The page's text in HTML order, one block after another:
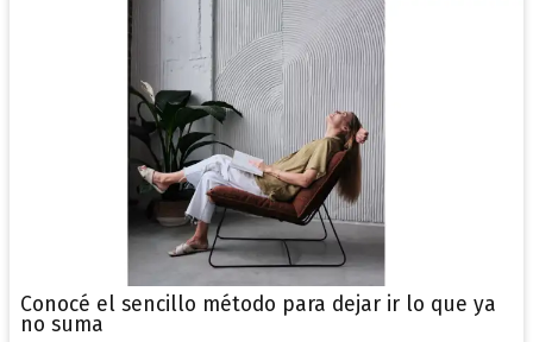
Conocé el sencillo método para dejar ir lo que ya
no suma